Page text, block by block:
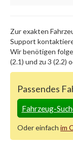
Zur exakten
Support
Wir benötigen
(2.1) und zu 3 (2.2)
Passendes
Fahrzeug-
Oder einfach im